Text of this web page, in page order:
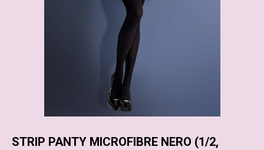
STRIP PANTY MICROFIBRE NERO (1/2,